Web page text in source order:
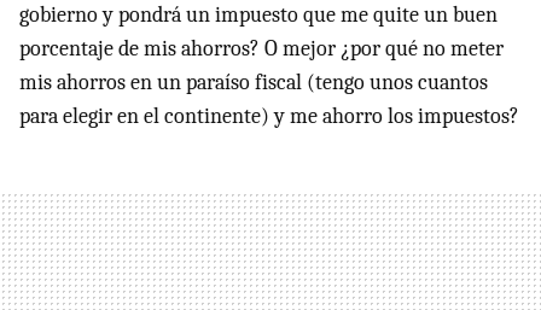
gobierno y pondrá un impuesto que me quite un buen
porcentaje de mis ahorros? O mejor ¿por qué no meter
mis ahorros en un paraíso fiscal (tengo unos cuantos
para elegir en el continente) y me ahorro los impuestos?